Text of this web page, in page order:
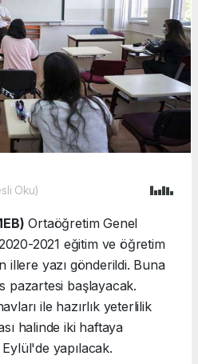
Oku)
Ortaöğretim Genel
2021 eğitim ve öğretim
illere yazı gönderildi. Buna
pazartesi başlayacak.
ile hazırlık yeterlilik
halinde iki haftaya
yapılacak.